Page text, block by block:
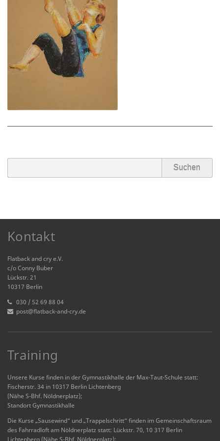
Partner/Freunde
Kontakt
Kontakt
Flatback and cry e.V.
c/o Conny Buber
Lückstr. 21
10317 Berlin
030 / 52 69 88 04
post@flatback-and-cry.de
Training
Unsere Kurse finden in der Gymnastikhalle der Max-Taut-Schule statt:
Fischerstr. 34 in 10317 Berlin Lichtenberg
(Nähe S-Bhf. Nöldnerplatz);
Standort Gymnastikhalle
Die Kurse „Sausewind“ und „Trappelschritt“ finden im Gemeinschaftsraum
des Fahrradloft am Nöldnerplatz statt: Lückstr. 70, 10 317 Berlin